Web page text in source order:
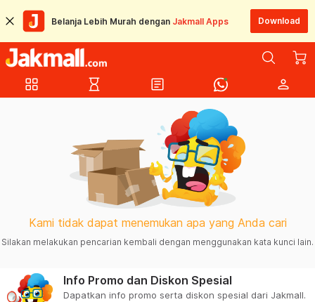
Belanja Lebih Murah dengan Jakmall Apps Download
grid_view hourglass_empty article person
Kami tidak dapat menemukan apa yang Anda cari
Silakan melakukan pencarian kembali dengan menggunakan kata kunci lain.
Info Promo dan Diskon Spesial
Dapatkan info promo serta diskon spesial dari Jakmall.